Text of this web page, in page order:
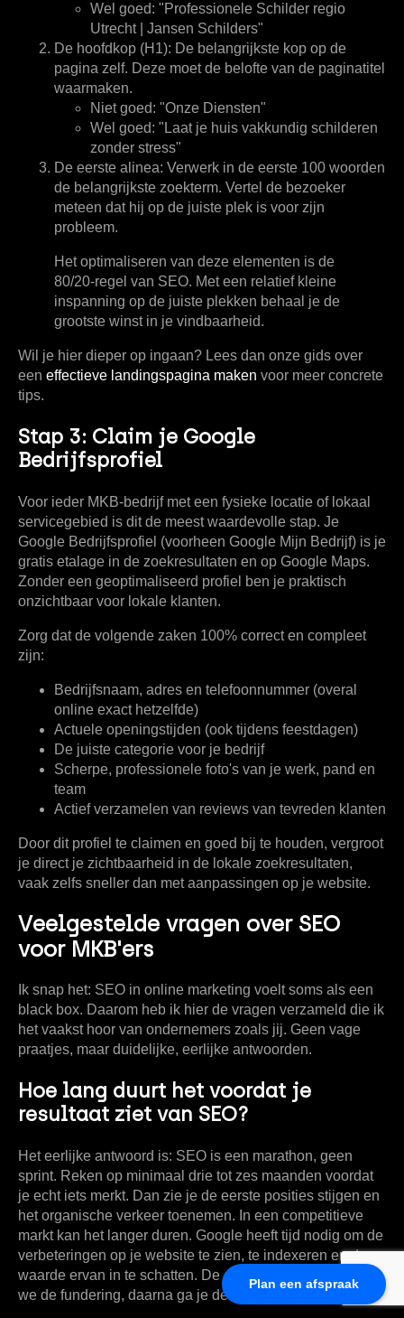
Plan een afspraak
Wel goed: "Professionele Schilder regio
Utrecht | Jansen Schilders"
De hoofdkop (H1): De belangrijkste kop op de
pagina zelf. Deze moet de belofte van de paginatitel
waarmaken.
Niet goed: "Onze Diensten"
Wel goed: "Laat je huis vakkundig schilderen
zonder stress"
De eerste alinea: Verwerk in de eerste 100 woorden
de belangrijkste zoekterm. Vertel de bezoeker
meteen dat hij op de juiste plek is voor zijn
probleem.
Het optimaliseren van deze elementen is de
80/20-regel van SEO. Met een relatief kleine
inspanning op de juiste plekken behaal je de
grootste winst in je vindbaarheid.
Wil je hier dieper op ingaan? Lees dan onze gids over
een effectieve landingspagina maken voor meer concrete
tips.
Stap 3: Claim je Google
Bedrijfsprofiel
Voor ieder MKB-bedrijf met een fysieke locatie of lokaal
servicegebied is dit de meest waardevolle stap. Je
Google Bedrijfsprofiel (voorheen Google Mijn Bedrijf) is je
gratis etalage in de zoekresultaten en op Google Maps.
Zonder een geoptimaliseerd profiel ben je praktisch
onzichtbaar voor lokale klanten.
Zorg dat de volgende zaken 100% correct en compleet
zijn:
Bedrijfsnaam, adres en telefoonnummer (overal
online exact hetzelfde)
Actuele openingstijden (ook tijdens feestdagen)
De juiste categorie voor je bedrijf
Scherpe, professionele foto's van je werk, pand en
team
Actief verzamelen van reviews van tevreden klanten
Door dit profiel te claimen en goed bij te houden, vergroot
je direct je zichtbaarheid in de lokale zoekresultaten,
vaak zelfs sneller dan met aanpassingen op je website.
Veelgestelde vragen over SEO
voor MKB'ers
Ik snap het: SEO in online marketing voelt soms als een
black box. Daarom heb ik hier de vragen verzameld die ik
het vaakst hoor van ondernemers zoals jij. Geen vage
praatjes, maar duidelijke, eerlijke antwoorden.
Hoe lang duurt het voordat je
resultaat ziet van SEO?
Het eerlijke antwoord is: SEO is een marathon, geen
sprint. Reken op minimaal drie tot zes maanden voordat
je echt iets merkt. Dan zie je de eerste posities stijgen en
het organische verkeer toenemen. In een competitieve
markt kan het langer duren. Google heeft tijd nodig om de
verbeteringen op je website te zien, te indexeren en de
waarde ervan in te schatten. De eerste maanden leggen
we de fundering, daarna ga je de vruchten plukken.